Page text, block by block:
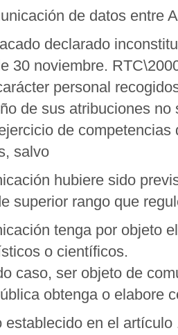
de datos entre
declarado
30 noviembre.
personal
de sus atribuciones
de
salvo
hubiere sido
superior rango que
tenga por objeto
o científicos.
caso, ser objeto de
obtenga o elabore
establecido en el